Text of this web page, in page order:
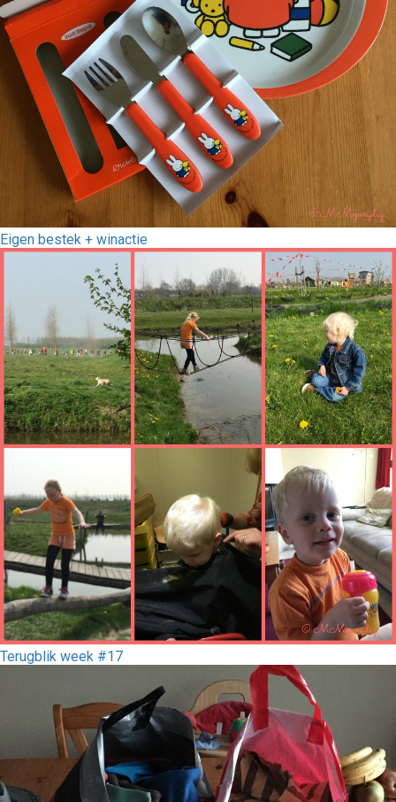
Eigen bestek + winactie
Terugblik week #17